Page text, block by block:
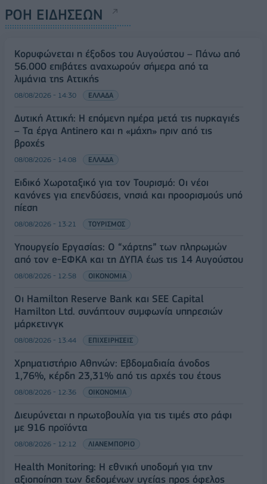
ΡΟΗ ΕΙΔΗΣΕΩΝ
Κορυφώνεται η έξοδος του Αυγούστου – Πάνω από
56.000 επιβάτες αναχωρούν σήμερα από τα
λιμάνια της Αττικής
08/08/2026 - 14:30 ΕΛΛΑΔΑ
Δυτική Αττική: Η επόμενη ημέρα μετά τις πυρκαγιές
– Τα έργα Antinero και η «μάχη» πριν από τις
βροχές
08/08/2026 - 14:08 ΕΛΛΑΔΑ
Ειδικό Χωροταξικό για τον Τουρισμό: Οι νέοι
κανόνες για επενδύσεις, νησιά και προορισμούς υπό
πίεση
08/08/2026 - 13:21 ΤΟΥΡΙΣΜΟΣ
Υπουργείο Εργασίας: Ο “χάρτης” των πληρωμών
από τον e-ΕΦΚΑ και τη ΔΥΠΑ έως τις 14 Αυγούστου
08/08/2026 - 12:58 ΟΙΚΟΝΟΜΙΑ
Οι Hamilton Reserve Bank και SEE Capital
Hamilton Ltd. συνάπτουν συμφωνία υπηρεσιών
μάρκετινγκ
08/08/2026 - 13:44 ΕΠΙΧΕΙΡΗΣΕΙΣ
Χρηματιστήριο Αθηνών: Εβδομαδιαία άνοδος
1,76%, κέρδη 23,31% από τις αρχές του έτους
08/08/2026 - 12:36 ΟΙΚΟΝΟΜΙΑ
Διευρύνεται η πρωτοβουλία για τις τιμές στο ράφι
με 916 προϊόντα
08/08/2026 - 12:12 ΛΙΑΝΕΜΠΟΡΙΟ
Health Monitoring: Η εθνική υποδομή για την
αξιοποίηση των δεδομένων υγείας προς όφελος